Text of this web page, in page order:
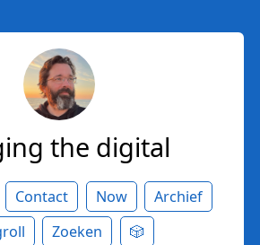
the digital
Contact Now
Archief
Zoeken 🎲